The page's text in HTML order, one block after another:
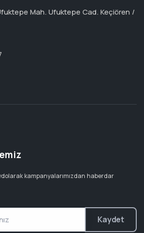
Mah. Ufuktepe Cad. Keçiören /
kampanyalarımızdan haberdar
Kaydet